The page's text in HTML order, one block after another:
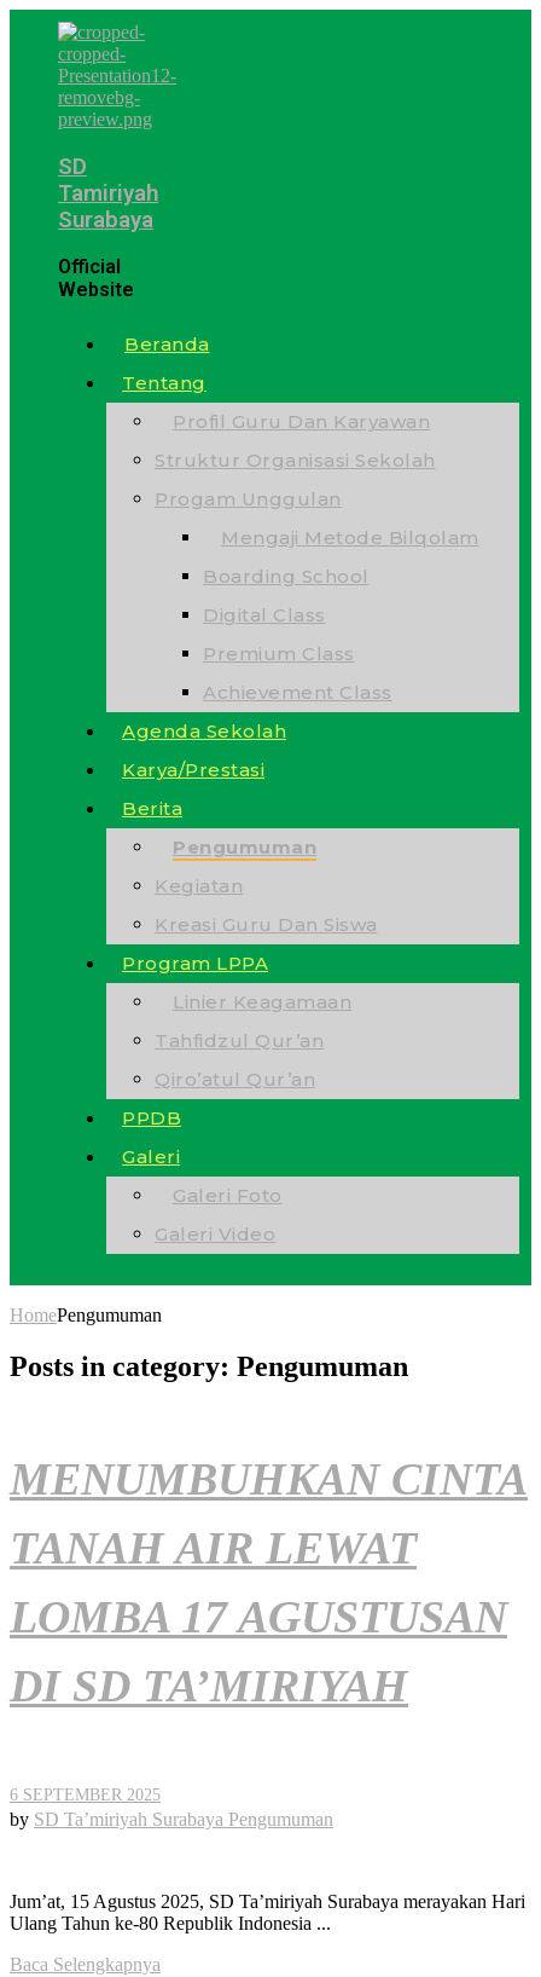
SD
Tamiriyah
Surabaya
Official
Website
Beranda
Tentang
Profil Guru Dan Karyawan
Struktur Organisasi Sekolah
Progam Unggulan
Mengaji Metode Bilqolam
Boarding School
Digital Class
Premium Class
Achievement Class
Agenda Sekolah
Karya/Prestasi
Berita
Pengumuman
Kegiatan
Kreasi Guru Dan Siswa
Program LPPA
Linier Keagamaan
Tahfidzul Qur’an
Qiro’atul Qur’an
PPDB
Galeri
Galeri Foto
Galeri Video
HomePengumuman
Posts in category: Pengumuman
MENUMBUHKAN CINTA
TANAH AIR LEWAT
LOMBA 17 AGUSTUSAN
DI SD TA’MIRIYAH
6 SEPTEMBER 2025
by SD Ta’miriyah Surabaya Pengumuman
Jum’at, 15 Agustus 2025, SD Ta’miriyah Surabaya merayakan Hari
Ulang Tahun ke-80 Republik Indonesia ...
Baca Selengkapnya